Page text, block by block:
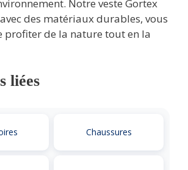
Notre veste Gortex
des matériaux durables, vous
profiter de la nature tout en la
liées
Chaussures